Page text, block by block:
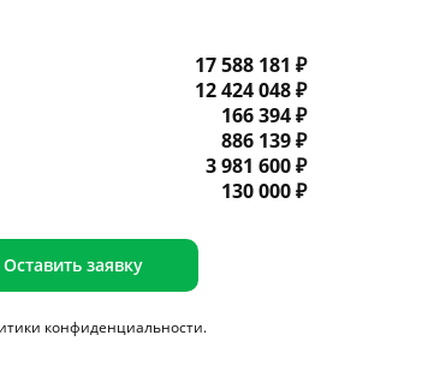
17 588 181 ₽
12 424 048 ₽
166 394 ₽
886 139 ₽
3 981 600 ₽
130 000 ₽
Оставить заявку
конфиденциальности.